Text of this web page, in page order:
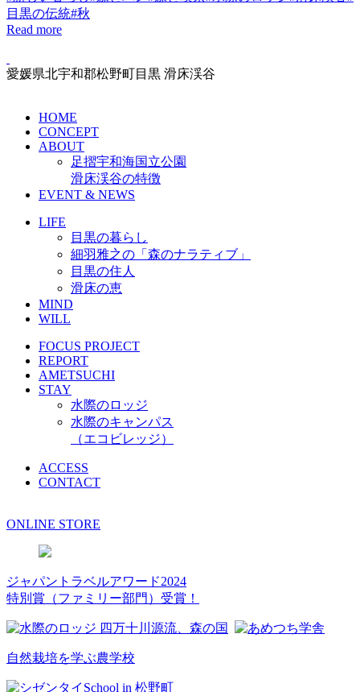
目黒の伝統#秋
Read more
愛媛県北宇和郡松野町目黒 滑床渓谷
HOME
CONCEPT
ABOUT
足摺宇和海国立公園
滑床渓谷の特徴
EVENT & NEWS
LIFE
目黒の暮らし
細羽雅之の「森のナラティブ」
目黒の住人
滑床の恵
MIND
WILL
FOCUS PROJECT
REPORT
AMETSUCHI
STAY
水際のロッジ
水際のキャンパス
（エコビレッジ）
ACCESS
CONTACT
ONLINE STORE
ジャパントラベルアワード2024
特別賞（ファミリー部門）受賞！
自然栽培を学ぶ農学校